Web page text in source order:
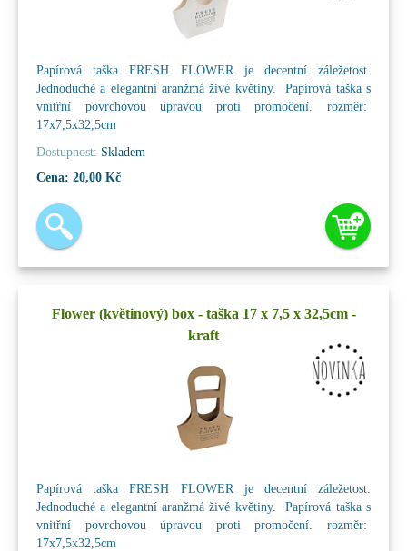
Papírová taška FRESH FLOWER je decentní záležetost.
Jednoduché a elegantní aranžmá živé květiny. Papírová taška s
vnitřní povrchovou úpravou proti promočení. rozměr:
17x7,5x32,5cm
Dostupnost: Skladem
Cena: 20,00 Kč
Flower (květinový) box - taška 17 x 7,5 x 32,5cm -
kraft
Papírová taška FRESH FLOWER je decentní záležetost.
Jednoduché a elegantní aranžmá živé květiny. Papírová taška s
vnitřní povrchovou úpravou proti promočení. rozměr:
17x7,5x32,5cm